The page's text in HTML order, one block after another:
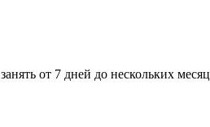
от 7 дней до нескольких